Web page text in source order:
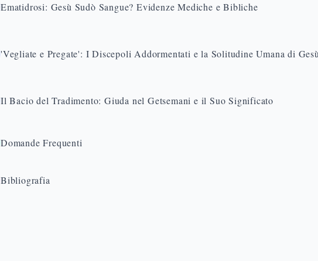
Ematidrosi: Gesù Sudò Sangue? Evidenze Mediche e Bibliche
'Vegliate e Pregate': I Discepoli Addormentati e la Solitudine Umana di Gesù
Il Bacio del Tradimento: Giuda nel Getsemani e il Suo Significato
Domande Frequenti
Bibliografia